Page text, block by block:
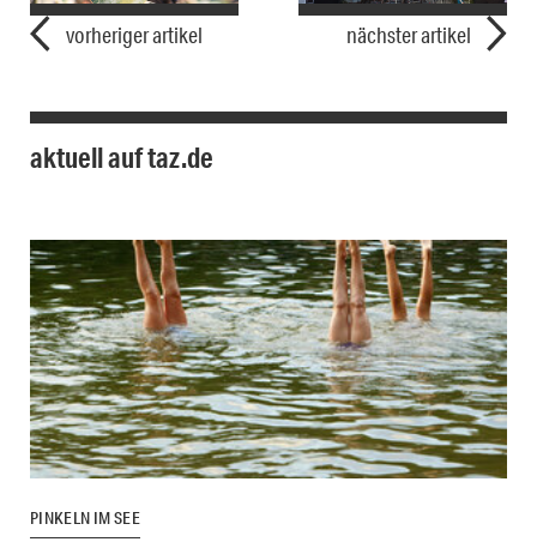
vorheriger artikel nächster artikel
aktuell auf taz.de
PINKELN IM SEE